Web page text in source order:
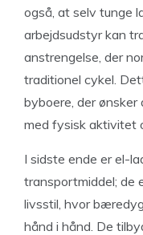
også, at selv tunge
arbejdsudstyr kan
anstrengelse, der
traditionel cykel.
byboere, der
med fysisk aktivitet
I sidste ende er el-
transportmiddel; de
livsstil, hvor
hånd i hånd. De